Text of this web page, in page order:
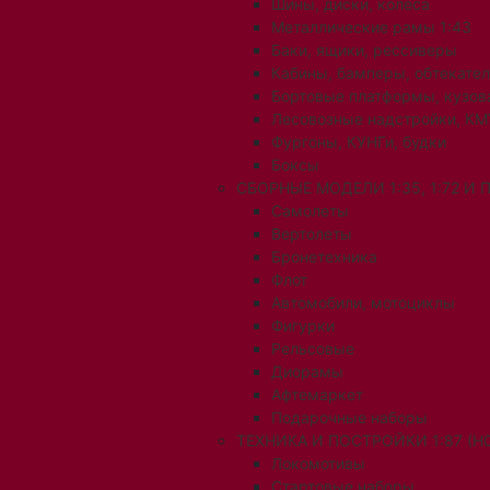
Шины, диски, колеса
Металлические рамы 1:43
Баки, ящики, рессиверы
Кабины, бамперы,
Бортовые платформы,
Лесовозные надстройки,
Фургоны, КУНГи, будки
Боксы
СБОРНЫЕ МОДЕЛИ 1:35, 1:72 И
Самолеты
Вертолеты
Бронетехника
Флот
Автомобили, мотоциклы
Фигурки
Рельсовые
Диорамы
Афтемаркет
Подарочные наборы
ТЕХНИКА И ПОСТРОЙКИ 1:87
Локомотивы
Стартовые наборы